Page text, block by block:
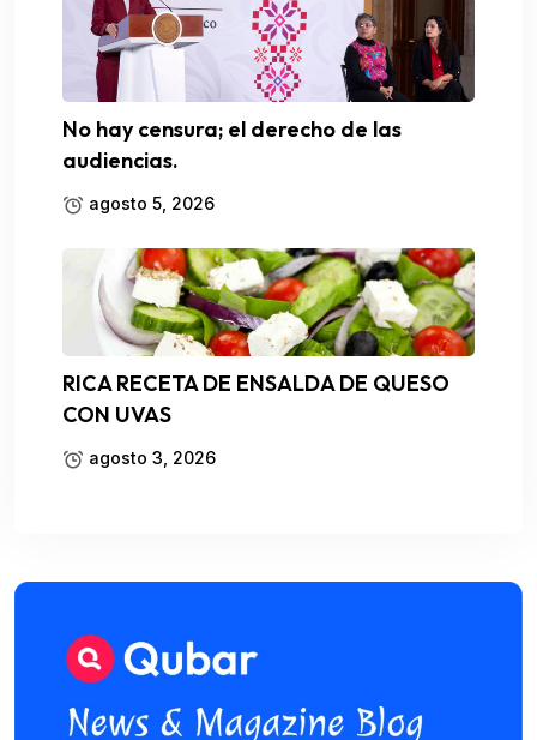
No hay censura; el derecho de las
audiencias.
agosto 5, 2026
RICA RECETA DE ENSALDA DE QUESO
CON UVAS
agosto 3, 2026